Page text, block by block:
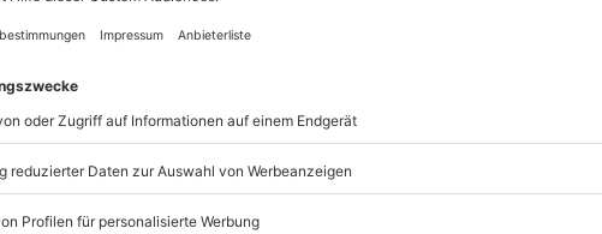
Seele. In Cottbus beginnt
und der Auswahl
Anschließend entspannst Du bei
löst und die
zaubert ein neues
der wohltuenden